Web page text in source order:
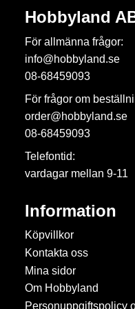
Hobbyland
För allmänna frågor:
info@hobbyland.se
08-68459093
För frågor om
order@hobbyland.se
08-68459093
Telefontid:
vardagar mellan 9-11
Information
Köpvillkor
Kontakta oss
Mina sidor
Om Hobbyland
Personuppgiftspolicy